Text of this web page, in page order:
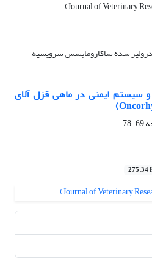
شده ساکارومایسس سرویسیه
سیستم ایمنی در ماهی قزل آلای
69-78
275.34